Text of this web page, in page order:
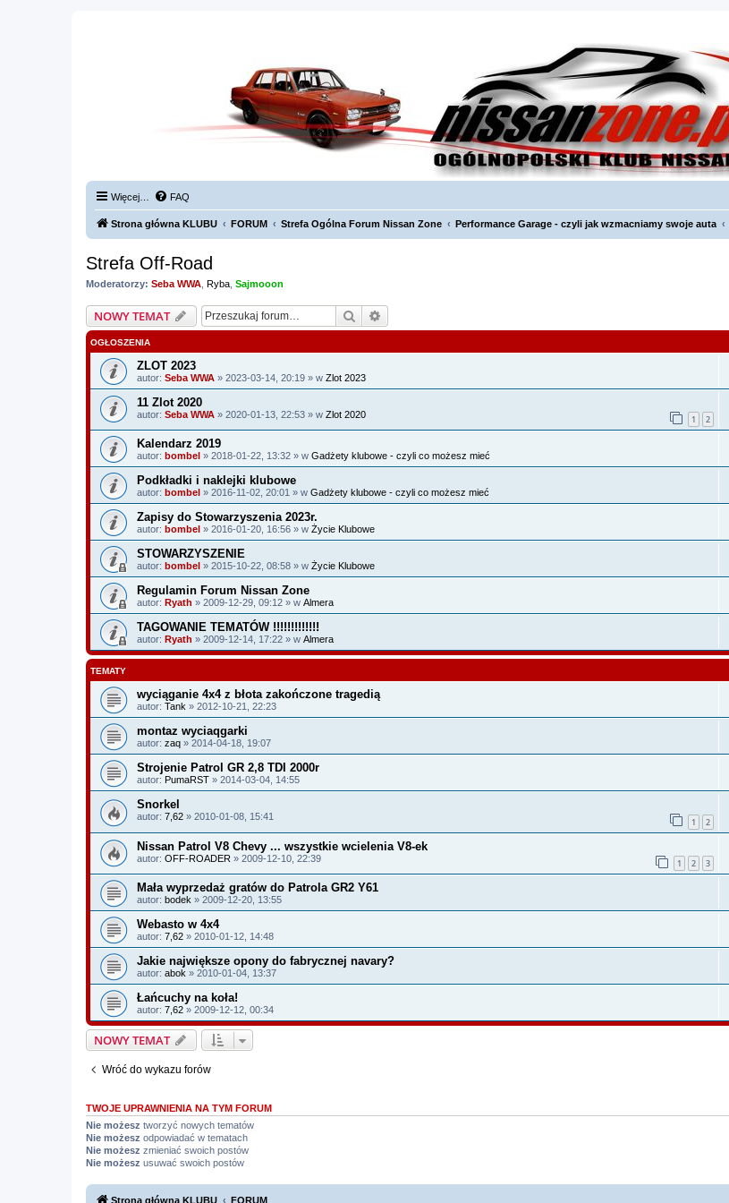
Więcej… FAQ
Strona główna KLUBU FORUM Strefa Ogólna Forum Nissan Zone Performance Garage - czyli jak wzmacniamy swoje auta
Strefa Off-Road
Moderatorzy: Seba WWA Ryba Sajmooon
NOWY TEMAT Szukaj
OGŁOSZENIA
ZLOT 2023
autor: Seba WWA » 2023-03-14, 20:19 » w Zlot 2023
11 Zlot 2020
autor: Seba WWA » 2020-01-13, 22:53 » w Zlot 2020 1 2
Kalendarz 2019
autor: bombel » 2018-01-22, 13:32 » w Gadżety klubowe - czyli co możesz mieć
Podkładki i naklejki klubowe
autor: bombel » 2016-11-02, 20:01 » w Gadżety klubowe - czyli co możesz mieć
Zapisy do Stowarzyszenia 2023r.
autor: bombel » 2016-01-20, 16:56 » w Życie Klubowe
STOWARZYSZENIE
autor: bombel » 2015-10-22, 08:58 » w Życie Klubowe
Regulamin Forum Nissan Zone
autor: Ryath » 2009-12-29, 09:12 » w Almera
TAGOWANIE TEMATÓW !!!!!!!!!!!!!
autor: Ryath » 2009-12-14, 17:22 » w Almera
TEMATY
wyciąganie 4x4 z błota zakończone tragedią
autor: Tank » 2012-10-21, 22:23
montaz wyciaqgarki
autor: zaq » 2014-04-18, 19:07
Strojenie Patrol GR 2,8 TDI 2000r
autor: PumaRST » 2014-03-04, 14:55
Snorkel
autor: 7,62 » 2010-01-08, 15:41 1 2
Nissan Patrol V8 Chevy ... wszystkie wcielenia V8-ek
autor: OFF-ROADER » 2009-12-10, 22:39 1 2 3
Mała wyprzedaż gratów do Patrola GR2 Y61
autor: bodek » 2009-12-20, 13:55
Webasto w 4x4
autor: 7,62 » 2010-01-12, 14:48
Jakie największe opony do fabrycznej navary?
autor: abok » 2010-01-04, 13:37
Łańcuchy na koła!
autor: 7,62 » 2009-12-12, 00:34
NOWY TEMAT
Wróć do wykazu forów
TWOJE UPRAWNIENIA NA TYM FORUM
Nie możesz tworzyć nowych tematów
Nie możesz odpowiadać w tematach
Nie możesz zmieniać swoich postów
Nie możesz usuwać swoich postów
Strona główna KLUBU FORUM